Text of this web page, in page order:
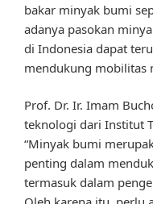
bakar minyak bumi
adanya pasokan
di Indonesia dapat
mendukung mobilitas
Prof. Dr. Ir. Imam
teknologi dari Institut
“Minyak bumi
penting dalam
termasuk dalam